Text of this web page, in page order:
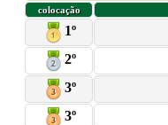
colocação
1º
2º
3º
3º